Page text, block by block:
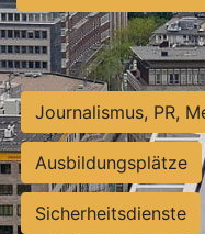
Journalismus, PR,
Ausbildungsplätze
Sicherheitsdienste